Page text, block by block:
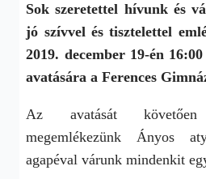
Sok szeretettel hívunk és
jó szívvel és tisztelettel
2019. december 19-én
avatására a Ferences
Az avatását
megemlékezünk Ányos
agapéval várunk mindenkit